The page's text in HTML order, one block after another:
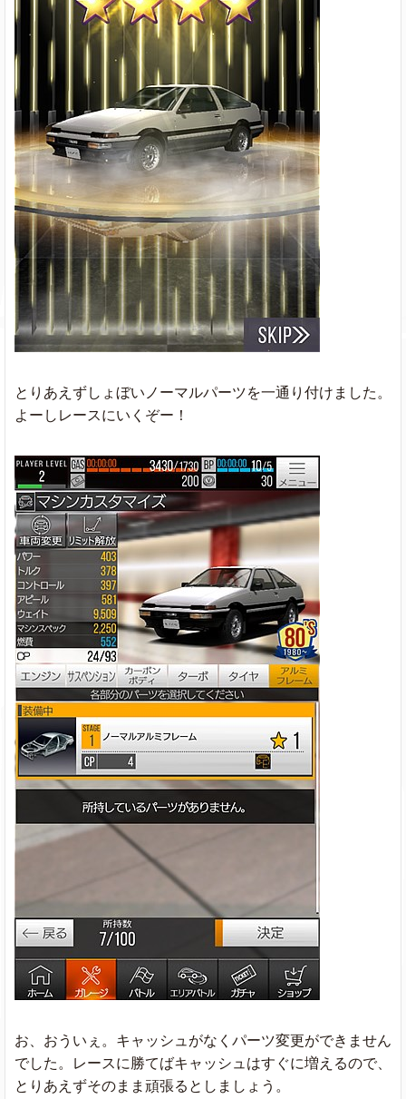
とりあえずしょぼいノーマルパーツを一通り付けました。
よーしレースにいくぞー！
お、おういぇ。キャッシュがなくパーツ変更ができません
でした。レースに勝てばキャッシュはすぐに増えるので、
とりあえずそのまま頑張るとしましょう。